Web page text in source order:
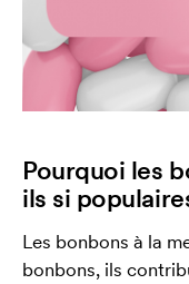
Pourquoi les
ils si
Les bonbons à la
bonbons, ils